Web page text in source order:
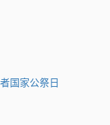
国家公祭日